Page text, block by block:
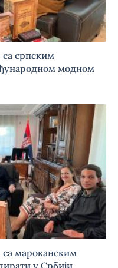
са српским
модном
са мароканским
у Србији